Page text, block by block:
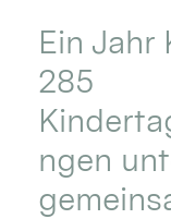
Ein Jahr
285
ngen